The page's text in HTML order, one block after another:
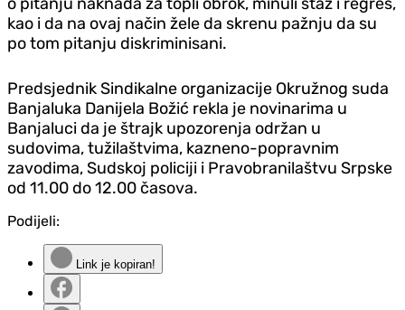
kao i da na ovaj način žele da skrenu pažnju da su
po tom pitanju diskriminisani.
Predsjednik Sindikalne organizacije Okružnog suda
Banjaluka Danijela Božić rekla je novinarima u
Banjaluci da je štrajk upozorenja održan u
sudovima, tužilaštvima, kazneno-popravnim
zavodima, Sudskoj policiji i Pravobranilaštvu Srpske
od 11.00 do 12.00 časova.
Podijeli:
Link je kopiran!